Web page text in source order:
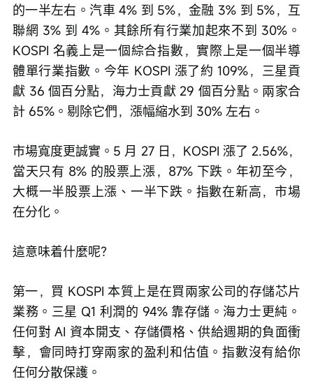
的一半左右。汽車 4% 到 5%，金融 3% 到 5%，互
聯網 3% 到 4%。其餘所有行業加起來不到 30%。
KOSPI 名義上是一個綜合指數，實際上是一個半導
體單行業指數。今年 KOSPI 漲了約 109%，三星貢
獻 36 個百分點，海力士貢獻 29 個百分點。兩家合
計 65%。剔除它們，漲幅縮水到 30% 左右。
市場寬度更誠實。5 月 27 日，KOSPI 漲了 2.56%，
當天只有 8% 的股票上漲，87% 下跌。年初至今，
大概一半股票上漲、一半下跌。指數在新高，市場
在分化。
這意味着什麼呢？
第一，買 KOSPI 本質上是在買兩家公司的存儲芯片
業務。三星 Q1 利潤的 94% 靠存儲。海力士更純。
任何對 AI 資本開支、存儲價格、供給週期的負面衝
擊，會同時打穿兩家的盈利和估值。指數沒有給你
任何分散保護。